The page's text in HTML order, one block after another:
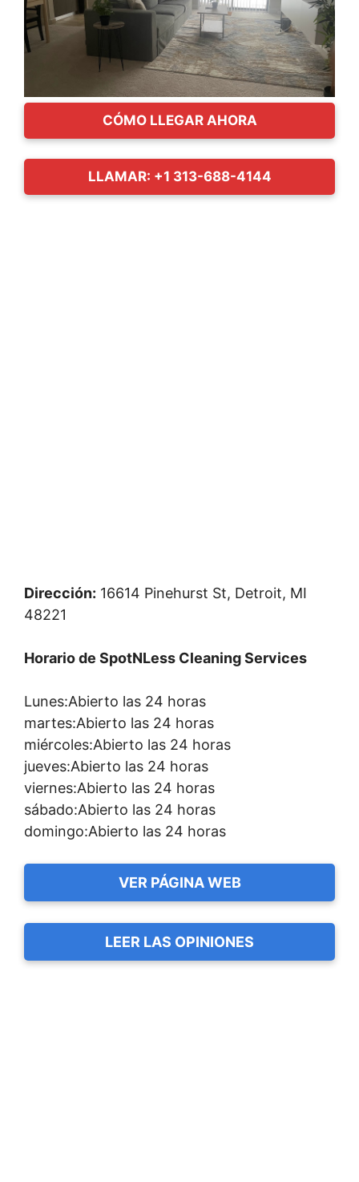
CÓMO LLEGAR AHORA
LLAMAR: +1 313-688-4144
Dirección: 16614 Pinehurst St, Detroit, MI
48221
Horario de SpotNLess Cleaning Services
Lunes:Abierto las 24 horas
martes:Abierto las 24 horas
miércoles:Abierto las 24 horas
jueves:Abierto las 24 horas
viernes:Abierto las 24 horas
sábado:Abierto las 24 horas
domingo:Abierto las 24 horas
VER PÁGINA WEB
LEER LAS OPINIONES